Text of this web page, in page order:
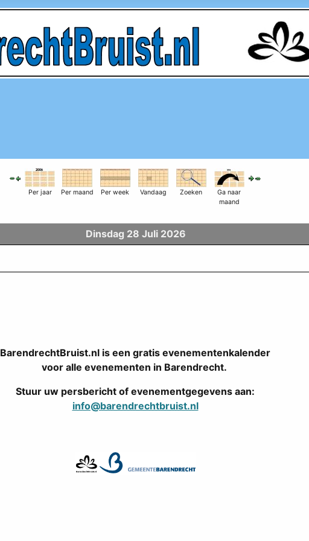
Per jaar Per maand Per week Vandaag Zoeken
Ga naar
maand
Dinsdag 28 Juli 2026
BarendrechtBruist.nl is een gratis evenementenkalender
voor alle evenementen in Barendrecht.
Stuur uw persbericht of evenementgegevens aan:
info@barendrechtbruist.nl